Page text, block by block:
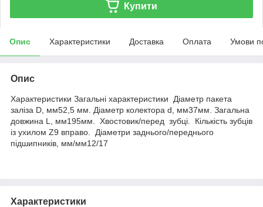
Купити
Опис Характеристики Доставка Оплата Умови
Опис
Характеристики Загальні характеристики Діаметр пакета
заліза D, мм52,5 мм. Діаметр колектора d, мм37мм. Загальна
довжина L, мм195мм. Хвостовик/перед зубці. Кількість зубців
із ухилом Z9 вправо. Діаметри заднього/переднього
підшипників, мм/мм12/17
Характеристики